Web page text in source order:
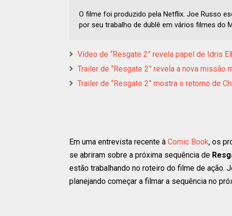
O filme foi produzido pela Netflix. Joe Russo
por seu trabalho de dublê em vários filmes do
Vídeo de “Resgate 2” revela papel de Idris
Trailer de “Resgate 2” revela a nova missão
Trailer de “Resgate 2” mostra o retorno de
Em uma entrevista recente à Comic Book, os
se abriram sobre a próxima sequência de
estão trabalhando no roteiro do filme de ação.
planejando começar a filmar a sequência no